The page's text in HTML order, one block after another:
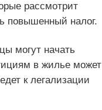
рассмотрит
повышенный налог.
могут начать
в жилье может
к легализации